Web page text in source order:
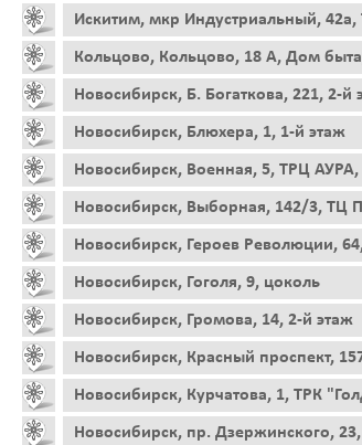
Искитим, мкр Индустриальный,
Кольцово, Кольцово, 18 А, Дом
Новосибирск, Б. Богаткова, 221, 2-й
Новосибирск, Блюхера, 1, 1-й этаж
Новосибирск, Военная, 5, ТРЦ АУРА,
Новосибирск, Выборная, 142/3, ТЦ
Новосибирск, Героев Революции,
Новосибирск, Гоголя, 9, цоколь
Новосибирск, Громова, 14, 2-й этаж
Новосибирск, Красный проспект,
Новосибирск, Курчатова, 1, ТРК
Новосибирск, пр. Дзержинского,